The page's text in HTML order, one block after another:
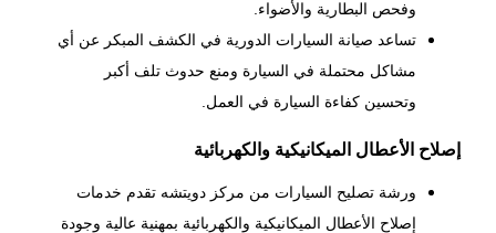
وفحص البطارية والأضواء.
تساعد صيانة السيارات الدورية في الكشف المبكر عن أي
مشاكل محتملة في السيارة ومنع حدوث تلف أكبر
وتحسين كفاءة السيارة في العمل.
إصلاح الأعطال الميكانيكية والكهربائية
ورشة تصليح السيارات من مركز دويتشه تقدم خدمات
إصلاح الأعطال الميكانيكية والكهربائية بمهنية عالية وجودة